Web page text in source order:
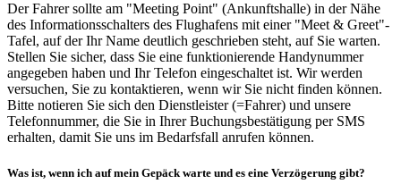
Der Fahrer sollte am "Meeting Point" (Ankunftshalle) in der Nähe
des Informationsschalters des Flughafens mit einer "Meet & Greet"-
Tafel, auf der Ihr Name deutlich geschrieben steht, auf Sie warten.
Stellen Sie sicher, dass Sie eine funktionierende Handynummer
angegeben haben und Ihr Telefon eingeschaltet ist. Wir werden
versuchen, Sie zu kontaktieren, wenn wir Sie nicht finden können.
Bitte notieren Sie sich den Dienstleister (=Fahrer) und unsere
Telefonnummer, die Sie in Ihrer Buchungsbestätigung per SMS
erhalten, damit Sie uns im Bedarfsfall anrufen können.
Was ist, wenn ich auf mein Gepäck warte und es eine Verzögerung gibt?